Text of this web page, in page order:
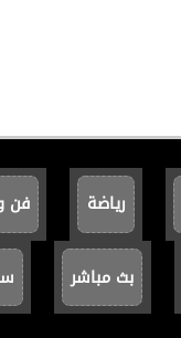
رياضة فن
بث مباشر